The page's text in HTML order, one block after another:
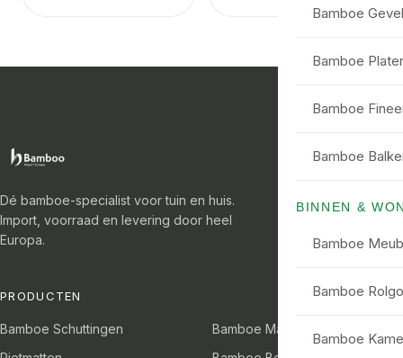
Bamboe
Bamboe
Bamboe
Bamboe
BINNEN &
Bamboe
Bamboe
Bamboe
Dé bamboe-specialist voor tuin en huis.
Import, voorraad en levering door heel
Europa.
PRODUCTEN
Bamboe Schuttingen
Bamboe Matten